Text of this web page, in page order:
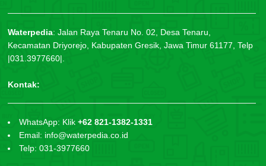
Waterpedia: Jalan Raya Tenaru No. 02, Desa Tenaru,
Kecamatan Driyorejo, Kabupaten Gresik, Jawa Timur 61177, Telp
|031.3977660|.
Kontak:
WhatsApp: Klik +62 821-1382-1331
Email: info@waterpedia.co.id
Telp: 031-3977660